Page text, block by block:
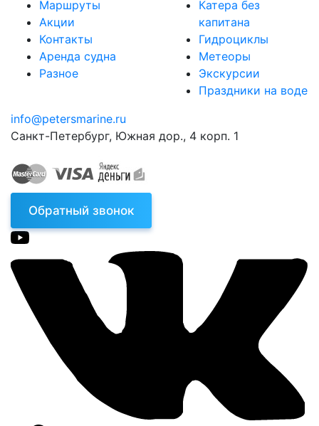
Маршруты
Акции
Контакты
Аренда судна
Разное
Катера без
капитана
Гидроциклы
Метеоры
Экскурсии
Праздники на воде
info@petersmarine.ru
Санкт-Петербург, Южная дор., 4 корп. 1
Обратный звонок